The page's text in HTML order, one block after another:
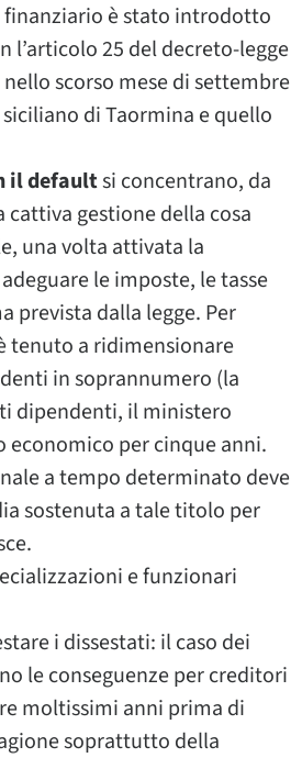
finanziario è stato introdotto
25 del decreto-legge
scorso mese di settembre
di Taormina e quello
il defaultsi concentrano, da
cattiva gestione della cosa
una volta attivata la
le imposte, le tasse
prevista dalla legge. Per
tenuto a ridimensionare
in soprannumero (la
dipendenti, il ministero
per cinque anni.
a tempo determinato deve
sostenuta a tale titolo per
e funzionari
i dissestati: il caso dei
le conseguenze per creditori
moltissimi anni prima di
soprattutto della